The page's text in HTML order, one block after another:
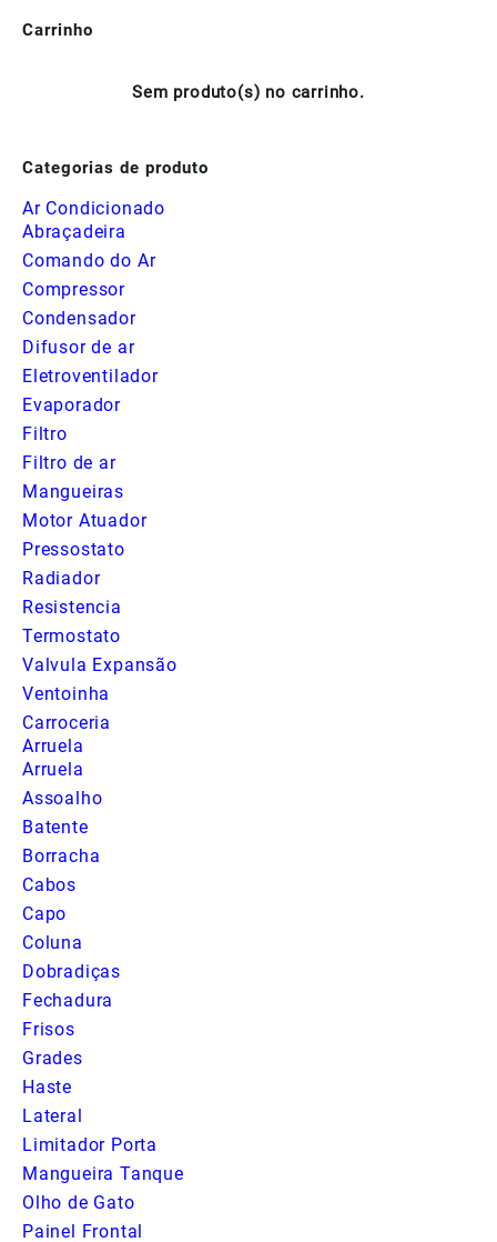
Carrinho
Sem produto(s) no carrinho.
Categorias de produto
Ar Condicionado
Abraçadeira
Comando do Ar
Compressor
Condensador
Difusor de ar
Eletroventilador
Evaporador
Filtro
Filtro de ar
Mangueiras
Motor Atuador
Pressostato
Radiador
Resistencia
Termostato
Valvula Expansão
Ventoinha
Carroceria
Arruela
Arruela
Assoalho
Batente
Borracha
Cabos
Capo
Coluna
Dobradiças
Fechadura
Frisos
Grades
Haste
Lateral
Limitador Porta
Mangueira Tanque
Olho de Gato
Painel Frontal